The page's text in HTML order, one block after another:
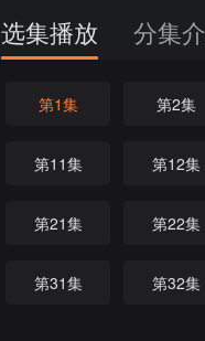
选集播放 分集
第1集 第2集
第11集 第12集
第21集 第22集
第31集 第32集